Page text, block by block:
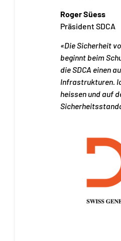
Roger Süess
Präsident SDCA
«Die Sicherheit
beginnt beim
die SDCA einen
Infrastrukturen.
heissen und auf